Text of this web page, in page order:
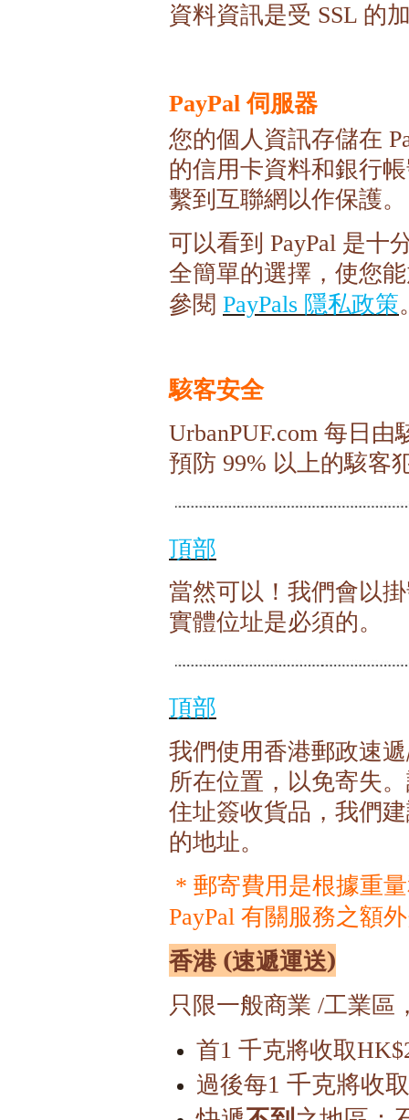
資料資訊是受 SSL 的
PayPal伺服器
您的個人資訊存儲在
的信用卡資料和銀行
繫到互聯網以作保護。
可以看到 PayPal 是十
全簡單的選擇，使您
參閱 PayPals 隱私政策
駭客安全
UrbanPUF.com 每日由
預防 99% 以上的駭客
頂部
當然可以！我們會以
實體位址是必須的。
頂部
我們使用香港郵政速
所在位置，以免寄失
住址簽收貨品，我們
的地址。
* 郵寄費用是根據重
PayPal 有關服務之額
香港 (速遞運送)
只限一般商業 /工業區
首1 千克將收取
過後每1 千克將收